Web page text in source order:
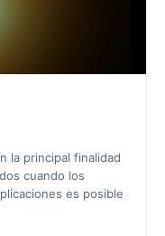
la principal finalidad
cuando los
es posible